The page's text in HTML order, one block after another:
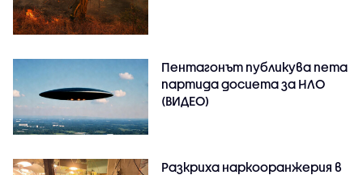
Пентагонът публикува пета
партида досиета за НЛО
(ВИДЕО)
Разкриха наркооранжерия в